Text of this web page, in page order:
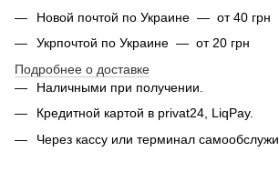
Новой почтой по Украине — от 40 грн
Укрпочтой по Украине — от 20 грн
Подробнее о доставке
Наличными при получении.
Кредитной картой в privat24, LiqPay.
Через кассу или терминал